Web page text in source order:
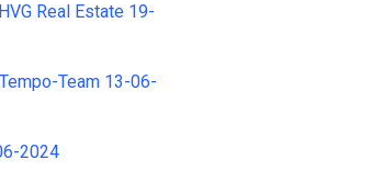
Real Estate 19-
Team 13-06-
2024